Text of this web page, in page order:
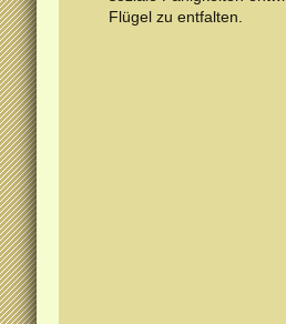
Flügel zu entfalten.